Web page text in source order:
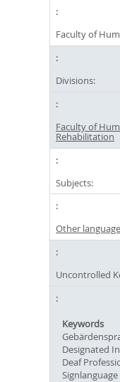
Faculty of
Divisions:
Faculty of
Rehabilitation
Subjects:
Other
Uncontrolled
Keywords
Designated
Deaf